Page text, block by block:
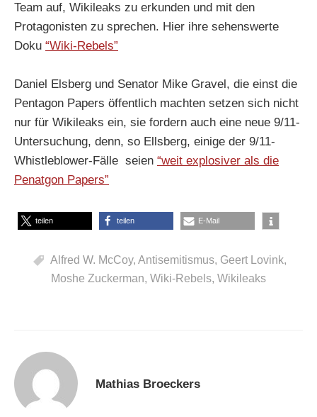
Team auf, Wikileaks zu erkunden und mit den
Protagonisten zu sprechen. Hier ihre sehenswerte
Doku “Wiki-Rebels”
Daniel Elsberg und Senator Mike Gravel, die einst die
Pentagon Papers öffentlich machten setzen sich nicht
nur für Wikileaks ein, sie fordern auch eine neue 9/11-
Untersuchung, denn, so Ellsberg, einige der 9/11-
Whistleblower-Fälle seien “weit explosiver als die
Penatgon Papers”
teilen teilen E-Mail
Alfred W. McCoy, Antisemitismus, Geert Lovink,
Moshe Zuckerman, Wiki-Rebels, Wikileaks
Mathias Broeckers